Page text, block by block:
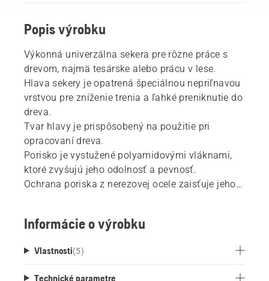
Popis výrobku
Výkonná univerzálna sekera pre rôzne práce s
drevom, najmä tesárske alebo prácu v lese.
Hlava sekery je opatrená špeciálnou nepriľnavou
vrstvou pre zníženie trenia a ľahké preniknutie do
dreva.
Tvar hlavy je prispôsobený na použitie pri
opracovaní dreva.
Porisko je vystužené polyamidovými vláknami,
ktoré zvyšujú jeho odolnosť a pevnosť.
Ochrana poriska z nerezovej ocele zaisťuje jeho
poskytuje dokonalé vyváženie a rozloženie
Kombinácia týchto vlastností poskytuje vysokú
Informácie o výrobku
Vlastnosti(5)
Technické parametre